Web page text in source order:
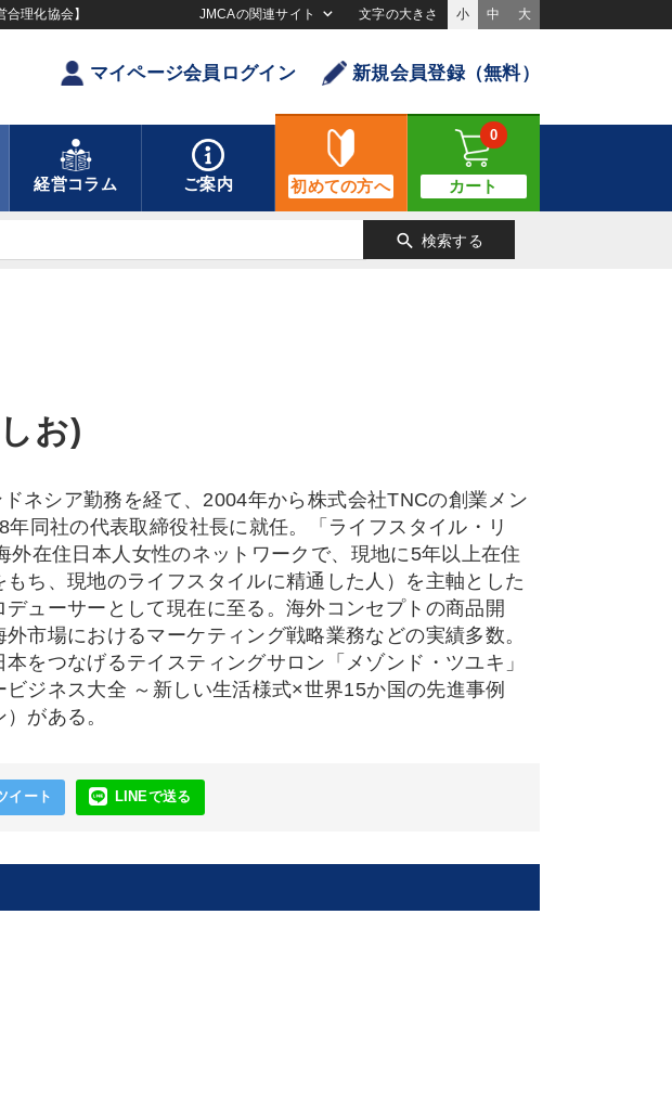
理化協会】 JMCAの関連サイト 文字の大きさ 小 中 大
マイページ会員ログイン 新規会員登録（無料）
経営コラム ご案内 初めての方へ カート
0
search 検索する
お)
ネシア勤務を経て、2004年から株式会社TNCの創業メン
同社の代表取締役社長に就任。「ライフスタイル・リ
在住日本人女性のネットワークで、現地に5年以上在住
ち、現地のライフスタイルに精通した人）を主軸とした
ューサーとして現在に至る。海外コンセプトの商品開
市場におけるマーケティング戦略業務などの実績多数。
をつなげるテイスティングサロン「メゾンド・ツユキ」
ジネス大全 ～新しい生活様式×世界15か国の先進事例
がある。
イート LINEで送る